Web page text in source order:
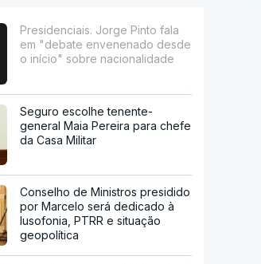
Presidenciais. Jorge Pinto fala
em "debate envenenado desde
o início" sobre nacionalidade
Seguro escolhe tenente-
general Maia Pereira para chefe
da Casa Militar
Conselho de Ministros presidido
por Marcelo será dedicado à
lusofonia, PTRR e situação
geopolítica